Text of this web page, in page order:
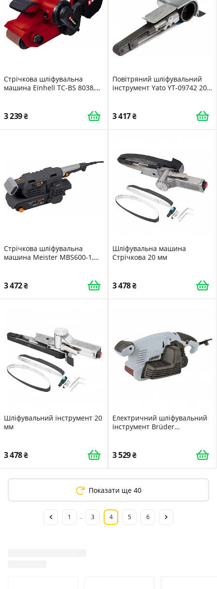
Стрічкова шліфувальна
машина Einhell TC-BS 8038,
метрів на хвилину
3 239
Повітряний шліфувальний
інструмент Yato YT-09742 20 x
3 417
Стрічкова шліфувальна
машина Meister MBS600-1,
регулювання швидкості,
регулювання ременя,
3 472
Шліфувальна машина
Стрічкова 20 мм
3 478
Шліфувальний інструмент 20
мм
3 478
Електричний шліфувальний
інструмент Brüder
3 529
Показати ще 40
1 3 4 5 6